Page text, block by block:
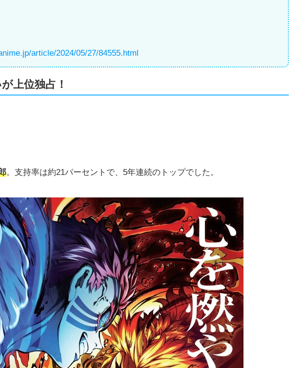
article/2024/05/27/84555.html
上位独占！
。支持率は約21パーセントで、5年連続のトップでした。